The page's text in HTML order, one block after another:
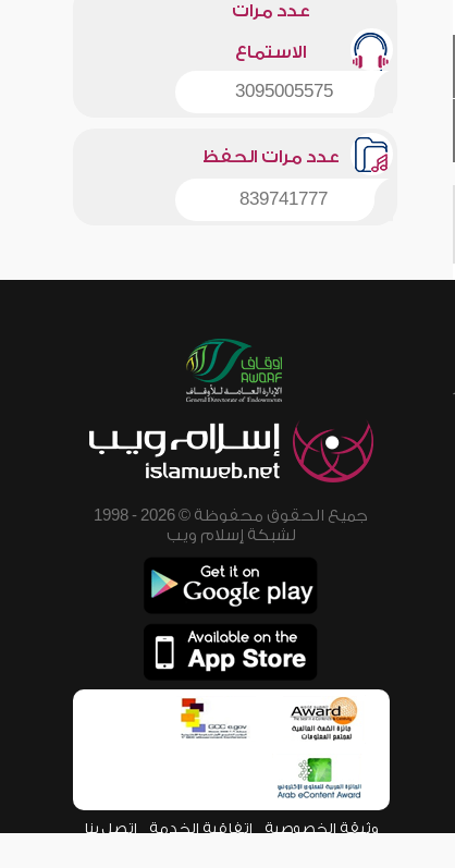
عدد مرات
الاستماع
3095005575
عدد مرات الحفظ
839741777
جميع الحقوق محفوظة © 2026 - 1998
لشبكة إسلام ويب
وثيقة الخصوصية اتفاقية الخدمة اتصل بنا